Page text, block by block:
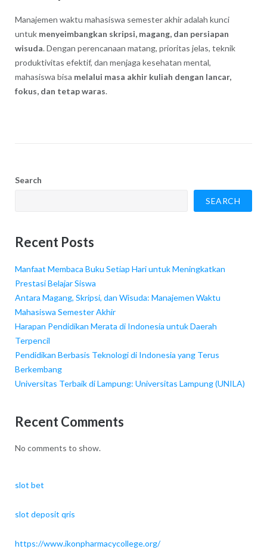
Manajemen waktu mahasiswa semester akhir adalah kunci
untuk menyeimbangkan skripsi, magang, dan persiapan
wisuda. Dengan perencanaan matang, prioritas jelas, teknik
produktivitas efektif, dan menjaga kesehatan mental,
mahasiswa bisa melalui masa akhir kuliah dengan lancar,
fokus, dan tetap waras.
Search
SEARCH
Recent Posts
Manfaat Membaca Buku Setiap Hari untuk Meningkatkan
Prestasi Belajar Siswa
Antara Magang, Skripsi, dan Wisuda: Manajemen Waktu
Mahasiswa Semester Akhir
Harapan Pendidikan Merata di Indonesia untuk Daerah
Terpencil
Pendidikan Berbasis Teknologi di Indonesia yang Terus
Berkembang
Universitas Terbaik di Lampung: Universitas Lampung (UNILA)
Recent Comments
No comments to show.
slot bet
slot deposit qris
https://www.ikonpharmacycollege.org/